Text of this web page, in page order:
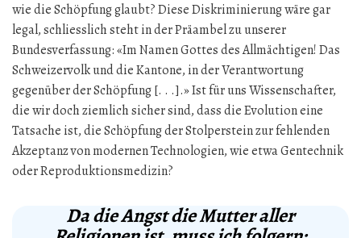
wie die Schöpfung glaubt? Diese Diskriminierung wäre gar
legal, schliesslich steht in der Präambel zu unserer
Bundesverfassung: «Im Namen Gottes des Allmächtigen! Das
Schweizervolk und die Kantone, in der Verantwortung
gegenüber der Schöpfung [. . .].» Ist für uns Wissenschafter,
die wir doch ziemlich sicher sind, dass die Evolution eine
Tatsache ist, die Schöpfung der Stolperstein zur fehlenden
Akzeptanz von modernen Technologien, wie etwa Gentechnik
oder Reproduktionsmedizin?
Da die Angst die Mutter aller